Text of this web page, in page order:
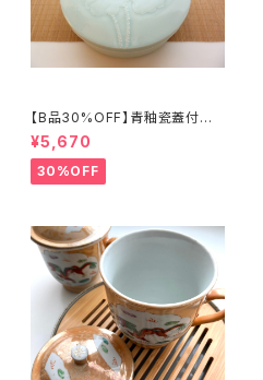
【B品30%OFF】青釉瓷蓋付盒
（蓮の実）
¥5,670
30%OFF